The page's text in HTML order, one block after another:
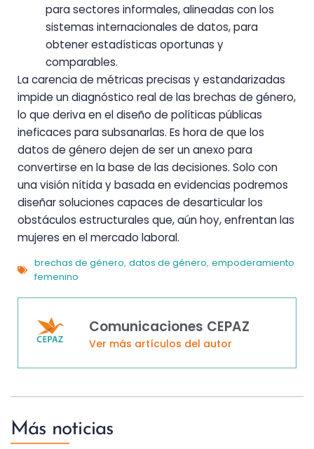
para sectores informales, alineadas con los
sistemas internacionales de datos, para
obtener estadísticas oportunas y
comparables.
La carencia de métricas precisas y estandarizadas
impide un diagnóstico real de las brechas de género,
lo que deriva en el diseño de políticas públicas
ineficaces para subsanarlas. Es hora de que los
datos de género dejen de ser un anexo para
convertirse en la base de las decisiones. Solo con
una visión nítida y basada en evidencias podremos
diseñar soluciones capaces de desarticular los
obstáculos estructurales que, aún hoy, enfrentan las
mujeres en el mercado laboral.
brechas de género, datos de género, empoderamiento
femenino
Comunicaciones CEPAZ
Ver más artículos del autor
Más noticias